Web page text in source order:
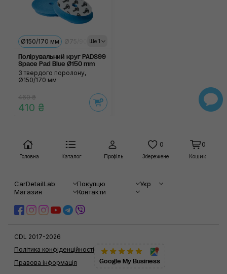
Ще 1
Ø150/170 мм Ø75/90 мм Ø125/140 мм
Полірувальний круг PADS99
Space Pad Blue Ø150 mm
З твердого поролону,
Ø150/170 мм
460 ₴
410 ₴
Головна Каталог Профіль
0
Збережене
0
Кошик
CarDetailLab Покупцю
Укр
Магазин
Контакти
CDL 2017-2026
Правова інформація
Політика конфіденційності
Google My Business